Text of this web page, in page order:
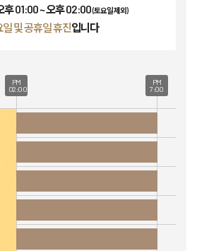
후 01:00 ~ 오후 02:00(토요일 제외)
일 및 공휴일 휴진입니다
PM
02:00
PM
7:00